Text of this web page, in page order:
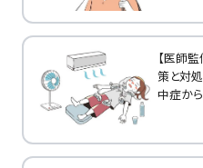
【医師
策と対
中症か